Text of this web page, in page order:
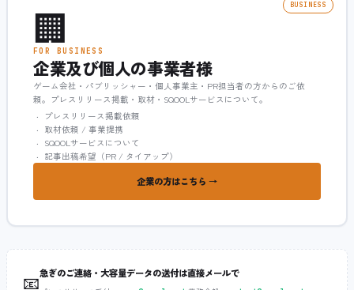
BUSINESS
🏢
FOR BUSINESS
企業及び個人の事業者様
ゲーム会社・パブリッシャー・個人事業主・PR担当者の方からのご依
頼。プレスリリース掲載・取材・SQOOLサービスについて。
プレスリリース掲載依頼
取材依頼 / 事業提携
SQOOLサービスについて
記事出稿希望（PR / タイアップ）
企業の方はこちら →
📧急ぎのご連絡・大容量データの送付は直接メールで